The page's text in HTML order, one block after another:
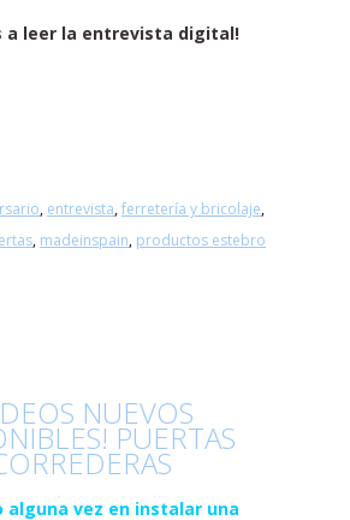
a leer la entrevista digital!
, entrevista,ferretería y bricolaje,
, madeinspain, productos estebro
NUEVOS
PUERTAS
alguna vez en instalar una